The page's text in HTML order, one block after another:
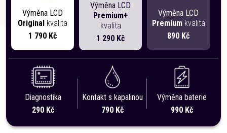
Výměna LCD
Original kvalita
1 790 Kč
Výměna LCD
Premium+
kvalita
1 290 Kč
Výměna LCD
Premiumkvalita
890 Kč
Diagnostika
290 Kč
Kontakt s kapalinou
790 Kč
Výměna baterie
990 Kč